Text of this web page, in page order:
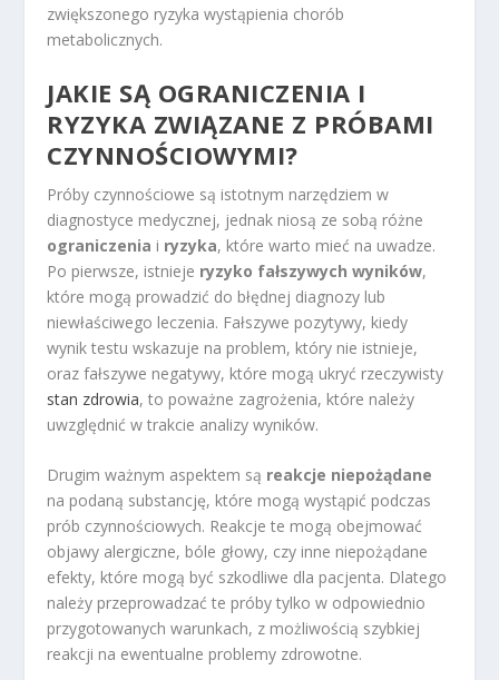
zwiększonego ryzyka wystąpienia chorób
metabolicznych.
JAKIE SĄ OGRANICZENIA I
RYZYKA ZWIĄZANE Z PRÓBAMI
CZYNNOŚCIOWYMI?
Próby czynnościowe są istotnym narzędziem w
diagnostyce medycznej, jednak niosą ze sobą różne
ograniczenia i ryzyka, które warto mieć na uwadze.
Po pierwsze, istnieje ryzyko fałszywych wyników,
które mogą prowadzić do błędnej diagnozy lub
niewłaściwego leczenia. Fałszywe pozytywy, kiedy
wynik testu wskazuje na problem, który nie istnieje,
oraz fałszywe negatywy, które mogą ukryć rzeczywisty
stan zdrowia, to poważne zagrożenia, które należy
uwzględnić w trakcie analizy wyników.
Drugim ważnym aspektem są reakcje niepożądane
na podaną substancję, które mogą wystąpić podczas
prób czynnościowych. Reakcje te mogą obejmować
objawy alergiczne, bóle głowy, czy inne niepożądane
efekty, które mogą być szkodliwe dla pacjenta. Dlatego
należy przeprowadzać te próby tylko w odpowiednio
przygotowanych warunkach, z możliwością szybkiej
reakcji na ewentualne problemy zdrowotne.